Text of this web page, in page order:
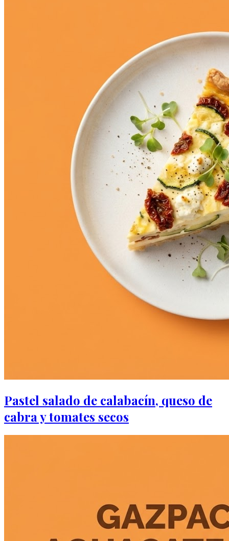
Pastel salado de calabacín, queso de
cabra y tomates secos